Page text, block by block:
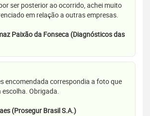
ser posterior ao ocorrido, achei muito
em relação a outras empresas.
Paixão da Fonseca (Diagnósticos das
encomendada correspondia a foto que
Obrigada.
(Prosegur Brasil S.A.)